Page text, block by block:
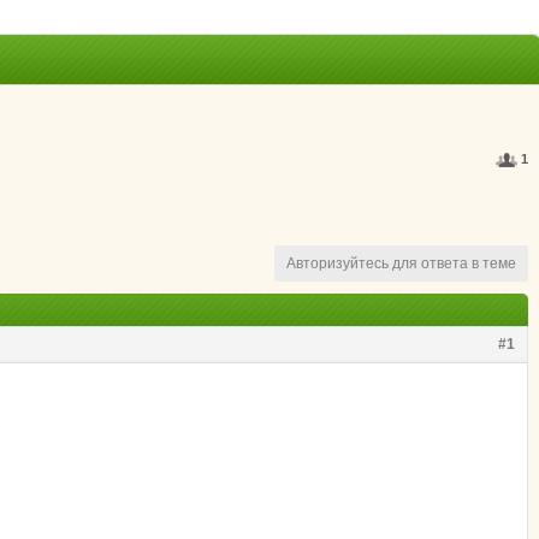
1
Авторизуйтесь для ответа в теме
#1